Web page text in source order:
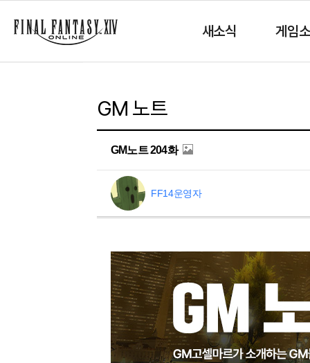
새소식 게임
GM 노트
GM노트 204화
FF14운영자